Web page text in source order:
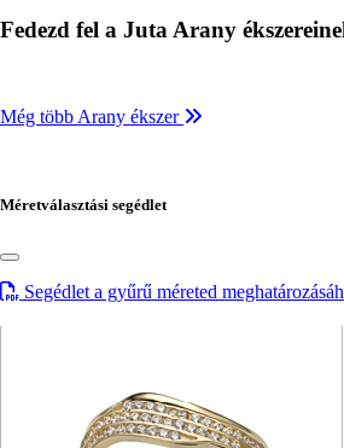
Fedezd fel a Juta Arany
Még több Arany ékszer
Méretválasztási segédlet
Segédlet a gyűrű méreted